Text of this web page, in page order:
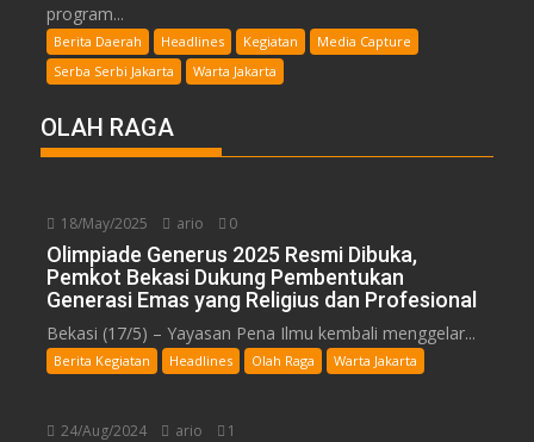
program...
Berita Daerah Headlines Kegiatan
Media Capture
Serba Serbi Jakarta
Warta Jakarta
OLAH RAGA
18/May/2025 ario 0
Olimpiade Generus 2025 Resmi Dibuka,
Pemkot Bekasi Dukung Pembentukan
Generasi Emas yang Religius dan Profesional
Bekasi (17/5) – Yayasan Pena Ilmu kembali menggelar...
Berita Kegiatan Headlines Olah Raga Warta Jakarta
24/Aug/2024 ario 1